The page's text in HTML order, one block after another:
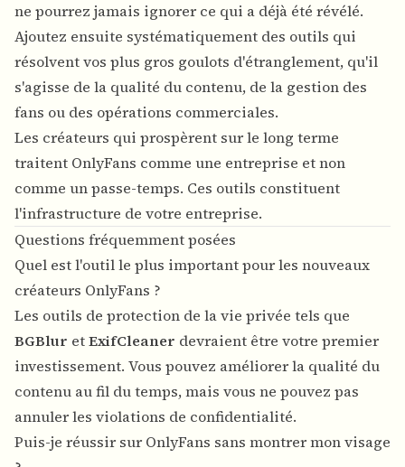
ne pourrez jamais ignorer ce qui a déjà été révélé.
Ajoutez ensuite systématiquement des outils qui
résolvent vos plus gros goulots d'étranglement, qu'il
s'agisse de la qualité du contenu, de la gestion des
fans ou des opérations commerciales.
Les créateurs qui prospèrent sur le long terme
traitent OnlyFans comme une entreprise et non
comme un passe-temps. Ces outils constituent
l'infrastructure de votre entreprise.
Questions fréquemment posées
Quel est l'outil le plus important pour les nouveaux
créateurs OnlyFans ?
Les outils de protection de la vie privée tels que
BGBlur etExifCleaner devraient être votre premier
investissement. Vous pouvez améliorer la qualité du
contenu au fil du temps, mais vous ne pouvez pas
annuler les violations de confidentialité.
Puis-je réussir sur OnlyFans sans montrer mon visage